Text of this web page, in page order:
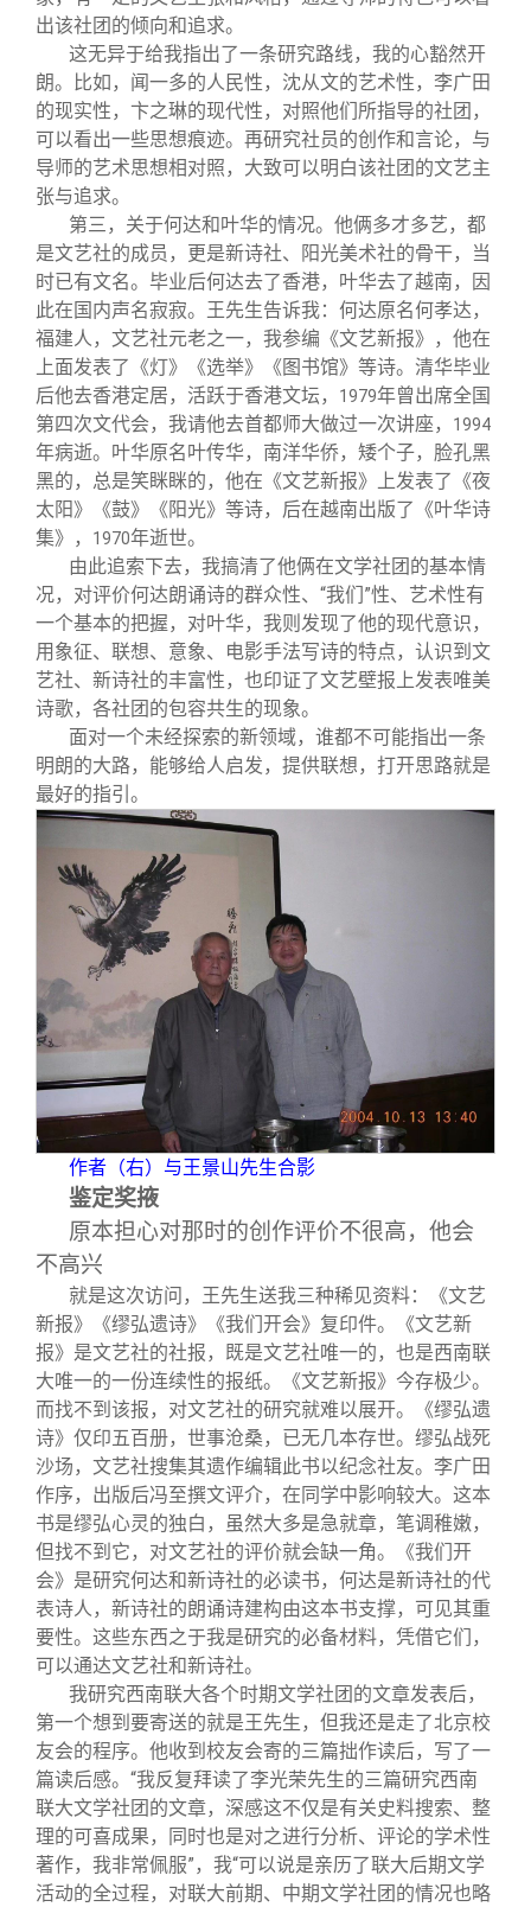
出该社团的倾向和追求。
这无异于给我指出了一条研究路线，我的心豁然开
朗。比如，闻一多的人民性，沈从文的艺术性，李广田
的现实性，卞之琳的现代性，对照他们所指导的社团，
可以看出一些思想痕迹。再研究社员的创作和言论，与
导师的艺术思想相对照，大致可以明白该社团的文艺主
张与追求。
第三，关于何达和叶华的情况。他俩多才多艺，都
是文艺社的成员，更是新诗社、阳光美术社的骨干，当
时已有文名。毕业后何达去了香港，叶华去了越南，因
此在国内声名寂寂。王先生告诉我：何达原名何孝达，
福建人，文艺社元老之一，我参编《文艺新报》，他在
上面发表了《灯》《选举》《图书馆》等诗。清华毕业
后他去香港定居，活跃于香港文坛，
1979年曾出席全国
第四次文代会，我请他去首都师大做过一次讲座，
1994
年病逝。叶华原名叶传华，南洋华侨，矮个子，脸孔黑
黑的，总是笑眯眯的，他在《文艺新报》上发表了《夜
太阳》《鼓》《阳光》等诗，后在越南出版了《叶华诗
集》，
1970年逝世。
由此追索下去，我搞清了他俩在文学社团的基本情
况，对评价何达朗诵诗的群众性、“我们”性、艺术性有
一个基本的把握，对叶华，我则发现了他的现代意识，
用象征、联想、意象、电影手法写诗的特点，认识到文
艺社、新诗社的丰富性，也印证了文艺壁报上发表唯美
诗歌，各社团的包容共生的现象。
面对一个未经探索的新领域，谁都不可能指出一条
明朗的大路，能够给人启发，提供联想，打开思路就是
最好的指引。
作者（右）与王景山先生合影
鉴定奖掖
原本担心对那时的创作评价不很高，他会
不高兴
就是这次访问，王先生送我三种稀见资料：《文艺
新报》《缪弘遗诗》《我们开会》复印件。《文艺新
报》是文艺社的社报，既是文艺社唯一的，也是西南联
大唯一的一份连续性的报纸。《文艺新报》今存极少。
而找不到该报，对文艺社的研究就难以展开。《缪弘遗
诗》仅印五百册，世事沧桑，已无几本存世。缪弘战死
沙场，文艺社搜集其遗作编辑此书以纪念社友。李广田
作序，出版后冯至撰文评介，在同学中影响较大。这本
书是缪弘心灵的独白，虽然大多是急就章，笔调稚嫩，
但找不到它，对文艺社的评价就会缺一角。《我们开
会》是研究何达和新诗社的必读书，何达是新诗社的代
表诗人，新诗社的朗诵诗建构由这本书支撑，可见其重
要性。这些东西之于我是研究的必备材料，凭借它们，
可以通达文艺社和新诗社。
我研究西南联大各个时期文学社团的文章发表后，
第一个想到要寄送的就是王先生，但我还是走了北京校
友会的程序。他收到校友会寄的三篇拙作读后，写了一
篇读后感。“我反复拜读了李光荣先生的三篇研究西南
联大文学社团的文章，深感这不仅是有关史料搜索、整
理的可喜成果，同时也是对之进行分析、评论的学术性
著作，我非常佩服”，我“可以说是亲历了联大后期文学
活动的全过程，对联大前期、中期文学社团的情况也略